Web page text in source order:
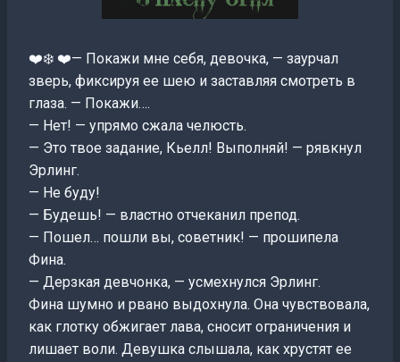
❤️❄️ ❤️— Покажи мне себя, девочка, — заурчал
зверь, фиксируя ее шею и заставляя смотреть в
глаза. — Покажи….
— Нет! — упрямо сжала челюсть.
— Это твое задание, Кьелл! Выполняй! — рявкнул
Эрлинг.
— Не буду!
— Будешь! — властно отчеканил препод.
— Пошел… пошли вы, советник! — прошипела
Фина.
— Дерзкая девчонка, — усмехнулся Эрлинг.
Фина шумно и рвано выдохнула. Она чувствовала,
как глотку обжигает лава, сносит ограничения и
лишает воли. Девушка слышала, как хрустят ее